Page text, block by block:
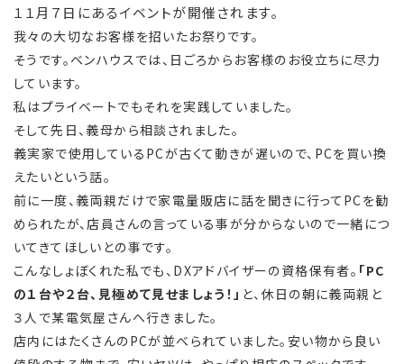
１１月７日にあるイベントが開催されます。
我々の大切なお客様を招いたお祭りです。
そうです。ベンハウスでは、日ごろからお客様のお役立ちに尽力
しています。
私はプライベートでもそれを実践していました。
そして先日、義母から相談されました。
義実家で使用しているPCが古くて動きが遅いので、PCを買い換
えたいという話。
前に一度、義両親だけで家電量販店に話を聞きに行ってPCを勧
められたが、店員さんの言っている事が分からないので一緒につ
いてきてほしいとの事です。
こんなしょぼくれた私でも、DXアドバイザーの資格保有者。 「PC
の１台や２台、見極めて見せましょう！」 と、休日の朝に義両親と
３人で某電気屋さんへ行きました。
店内にはたくさんのPCが並べられていました。安い物から良い